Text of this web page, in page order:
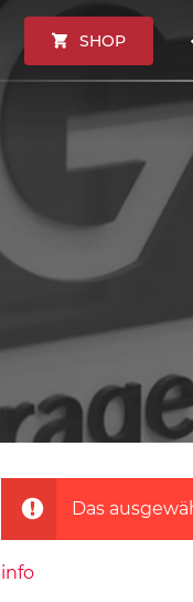
SHOP
Das
info